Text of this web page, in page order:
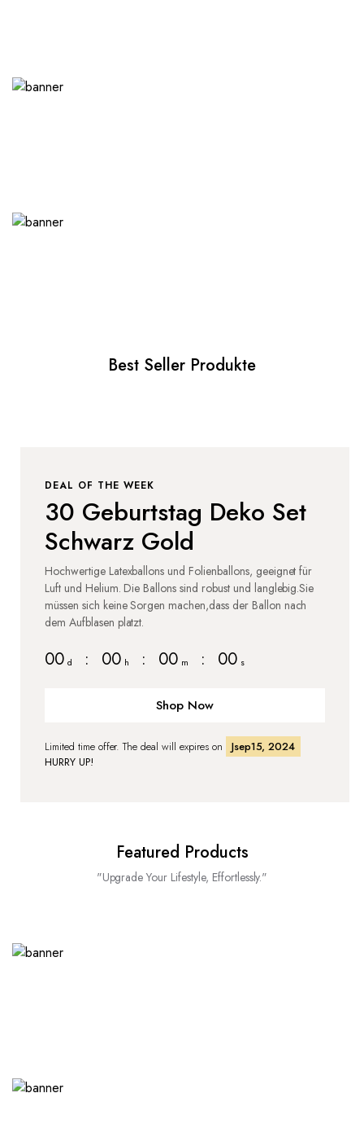
Best Seller Produkte
DEAL OF THE WEEK
30 Geburtstag Deko Set
Schwarz Gold
Hochwertige Latexballons und Folienballons, geeignet für
Luft und Helium. Die Ballons sind robust und langlebig.Sie
müssen sich keine Sorgen machen,dass der Ballon nach
dem Aufblasen platzt.
00 d : 00 h : 00 m : 00 s
Shop Now
Limited time offer. The deal will expires on
Jsep15, 2024
HURRY UP!
Featured Products
"Upgrade Your Lifestyle, Effortlessly."